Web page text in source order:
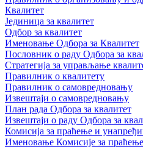
Квалитет
Јединица за квалитет
Одбор за квалитет
Именовање Одбора за Квалитет
Пословник о раду Одбора за
Стратегија за управљање
Правилник о квалитету
Правилник о самовредновању
Извештаји о самовредновању
План рада Одбора за квалитет
Извештаји о раду Одбора за
Комисија за праћење и
Именовање Комисије за